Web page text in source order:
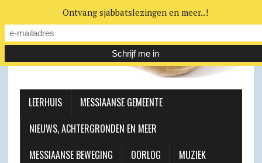
LEERHUIS
MESSIAANSE GEMEENTE
NIEUWS, ACHTERGRONDEN EN MEER
MESSIAANSE BEWEGING
OORLOG
MUZIEK
Ontvang sjabbatslezingen en meer..!